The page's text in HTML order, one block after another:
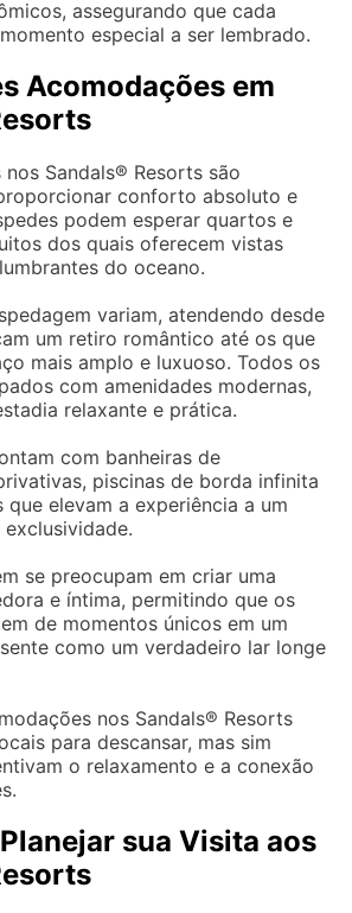
assegurando que cada
especial a ser lembrado.
Acomodações em
Sandals® Resorts são
conforto absoluto e
podem esperar quartos e
dos quais oferecem vistas
do oceano.
variam, atendendo desde
um retiro romântico até os que
mais amplo e luxuoso. Todos os
com amenidades modernas,
relaxante e prática.
com banheiras de
piscinas de borda infinita
elevam a experiência a um
se preocupam em criar uma
e íntima, permitindo que os
de momentos únicos em um
como um verdadeiro lar longe
nos Sandals® Resorts
para descansar, mas sim
o relaxamento e a conexão
sua Visita aos